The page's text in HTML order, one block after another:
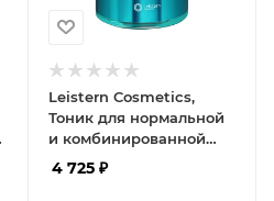
Leistern Cosmetics,
Тоник для нормальной
и комбинированной
кожи, Tonic Leistern,
300 мл
4 725₽